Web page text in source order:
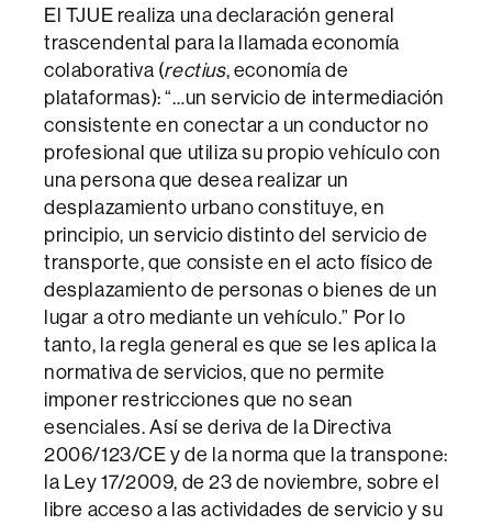
El TJUE realiza una declaración general
trascendental para la llamada economía
colaborativa (rectius, economía de
plataformas): “…un servicio de intermediación
consistente en conectar a un conductor no
profesional que utiliza su propio vehículo con
una persona que desea realizar un
desplazamiento urbano constituye, en
principio, un servicio distinto del servicio de
transporte, que consiste en el acto físico de
desplazamiento de personas o bienes de un
lugar a otro mediante un vehículo.” Por lo
tanto, la regla general es que se les aplica la
normativa de servicios, que no permite
imponer restricciones que no sean
esenciales. Así se deriva de la Directiva
2006/123/CE y de la norma que la transpone:
la Ley 17/2009, de 23 de noviembre, sobre el
libre acceso a las actividades de servicio y su